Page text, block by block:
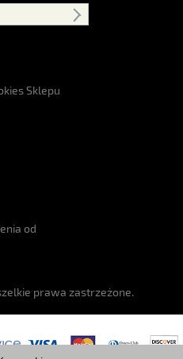
Sklepu
od
prawa zastrzeżone.